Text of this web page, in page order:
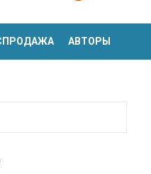
АВТОРЫ